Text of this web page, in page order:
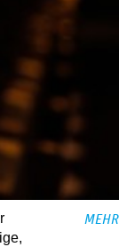
MEHR